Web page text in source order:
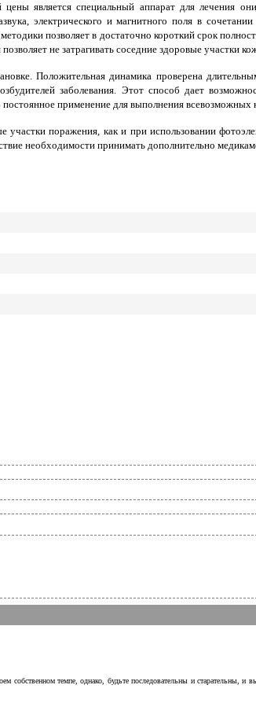
является специальный аппарат для лечения
электрического и магнитного поля в
позволяет в достаточно короткий срок
не затрагивать соседние здоровые участки
Положительная динамика проверена
заболевания. Этот способ дает
применение для выполнения всевозможных
участки поражения, как и при использовании
необходимости принимать дополнительно
темпе, однако, будьте последовательны и старательны, и